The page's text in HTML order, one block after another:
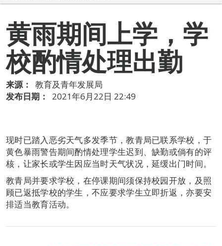
黄雨期间上学，学
校酌情处理出勤
来源：
教育及青年发展局
发布日期：
2021年6月22日 22:49
现时已踏入恶劣天气多发季节，教青局已联系学校，于
黄色暴雨警告期间酌情处理学生迟到、缺勤或倘有的评
核，让家长或学生因应当时天气状况，延缓出门时间。
教青局并要求学校，在停课期间须保持校园开放，及照
顾已返抵学校的学生，不应要求学生立即折返，亦要安
排适当教育活动。